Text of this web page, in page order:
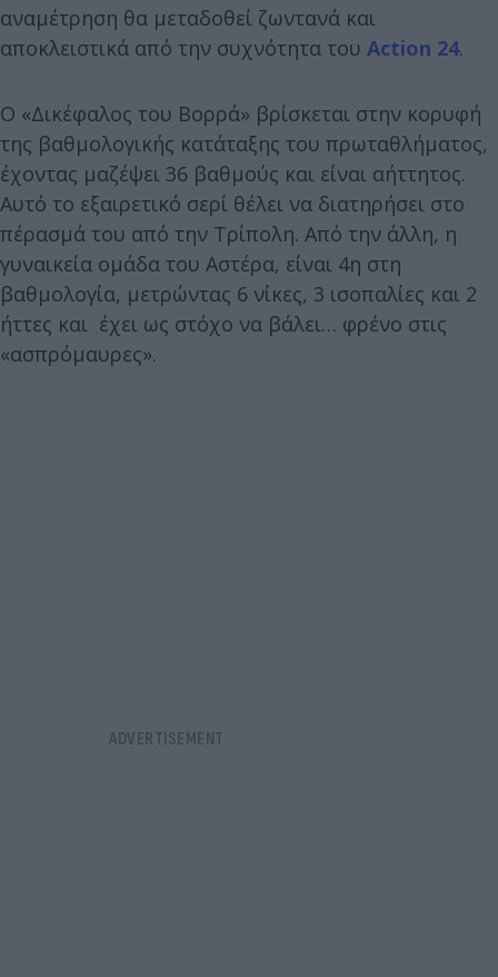
αναμέτρηση θα μεταδοθεί ζωντανά και
αποκλειστικά από την συχνότητα του Action 24.
Ο «Δικέφαλος του Βορρά» βρίσκεται στην κορυφή
της βαθμολογικής κατάταξης του πρωταθλήματος,
έχοντας μαζέψει 36 βαθμούς και είναι αήττητος.
Αυτό το εξαιρετικό σερί θέλει να διατηρήσει στο
πέρασμά του από την Τρίπολη. Από την άλλη, η
γυναικεία ομάδα του Αστέρα, είναι 4η στη
βαθμολογία, μετρώντας 6 νίκες, 3 ισοπαλίες και 2
ήττες και έχει ως στόχο να βάλει… φρένο στις
«ασπρόμαυρες».